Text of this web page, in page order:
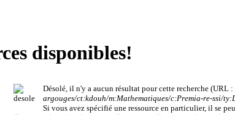
disponibles!
Désolé, il n'y a aucun résultat pour cette recherche (URL :
argouges/ct:kdouh/m:Mathematiques/c:Premia-re-ssi/
Si vous avez spécifié une ressource en particulier, il se